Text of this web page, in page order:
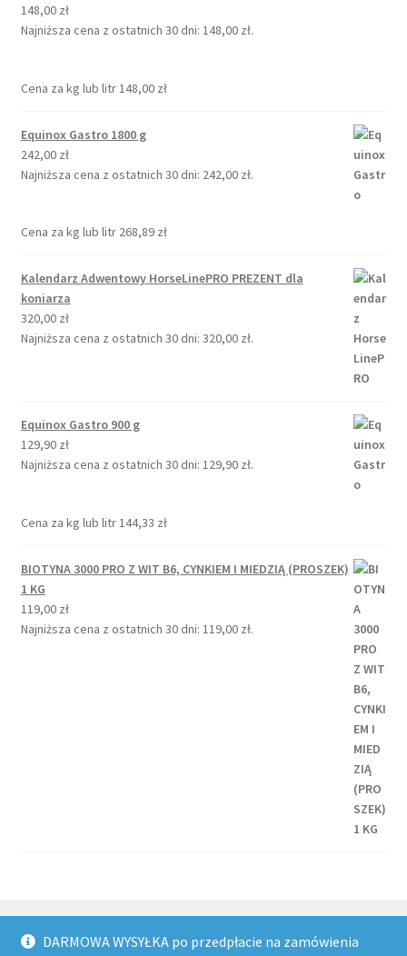
DARMOWA WYSYŁKA po przedpłacie na zamówienia
148,00 zł
Najniższa cena z ostatnich 30 dni: 148,00 zł.
Cena za kg lub litr 148,00 zł
Equinox Gastro 1800 g
242,00 zł
Najniższa cena z ostatnich 30 dni: 242,00 zł.
Cena za kg lub litr 268,89 zł
Kalendarz Adwentowy HorseLinePRO PREZENT dla
koniarza
320,00 zł
Najniższa cena z ostatnich 30 dni: 320,00 zł.
Equinox Gastro 900 g
129,90 zł
Najniższa cena z ostatnich 30 dni: 129,90 zł.
Cena za kg lub litr144,33 zł
BIOTYNA 3000 PRO Z WIT B6, CYNKIEM I MIEDZIĄ (PROSZEK)
1 KG
119,00 zł
Najniższa cena z ostatnich 30 dni: 119,00 zł.